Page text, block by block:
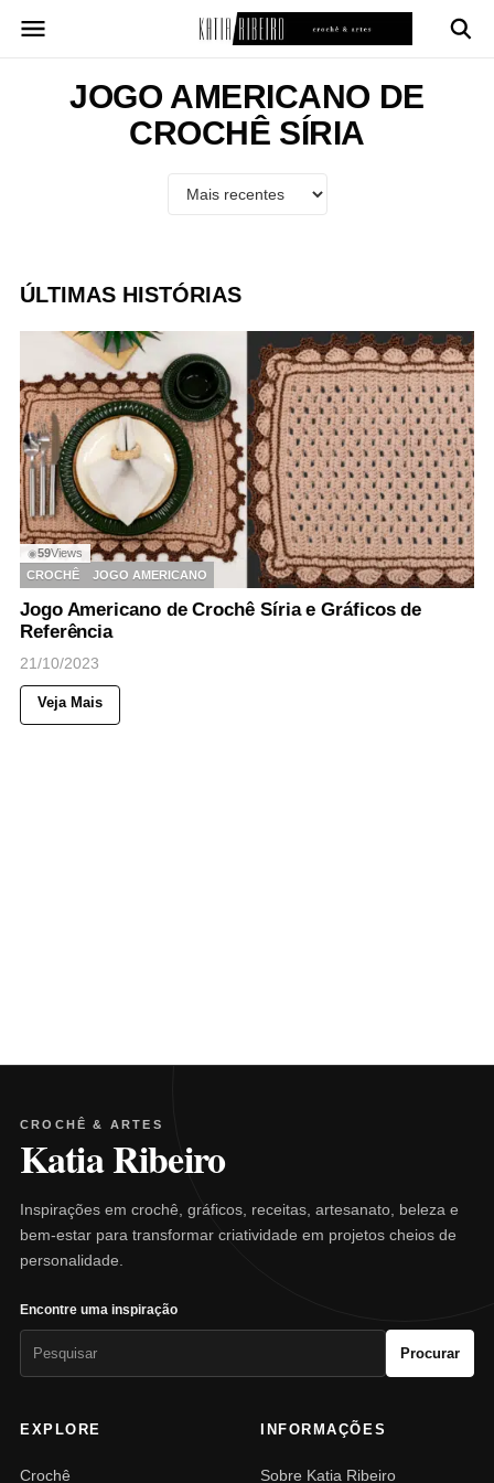
para
JOGO AMERICANO DE
CROCHÊ SÍRIA
ÚLTIMAS HISTÓRIAS
◉59Views
CROCHÊ
JOGO AMERICANO
Jogo Americano de Crochê Síria e Gráficos de
Referência
21/10/2023
Veja Mais
CROCHÊ & ARTES
Katia Ribeiro
Inspirações em crochê, gráficos, receitas, artesanato, beleza e
bem-estar para transformar criatividade em projetos cheios de
personalidade.
Encontre uma inspiração
Procurar
EXPLORE
Crochê
INFORMAÇÕES
Sobre Katia Ribeiro